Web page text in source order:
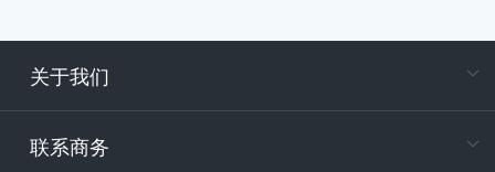
关于我们
联系商务